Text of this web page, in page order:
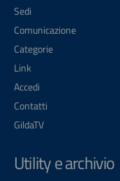
Sedi
Comunicazione
Categorie
Link
Accedi
Contatti
GildaTV
Utility e archivio